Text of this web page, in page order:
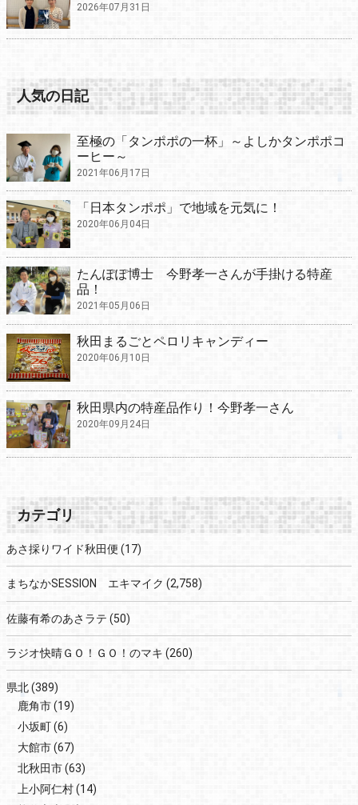
2026年07月31日
人気の日記
至極の「タンポポの一杯」～よしかタンポポコ
ーヒー～
2021年06月17日
「日本タンポポ」で地域を元気に！
2020年06月04日
たんぽぽ博士 今野孝一さんが手掛ける特産
品！
2021年05月06日
秋田まるごとペロリキャンディー
2020年06月10日
秋田県内の特産品作り！今野孝一さん
2020年09月24日
カテゴリ
あさ採りワイド秋田便 (17)
まちなかSESSION エキマイク (2,758)
佐藤有希のあさラテ (50)
ラジオ快晴ＧＯ！ＧＯ！のマキ (260)
県北(389)
鹿角市(19)
小坂町(6)
大館市(67)
北秋田市(63)
上小阿仁村(14)